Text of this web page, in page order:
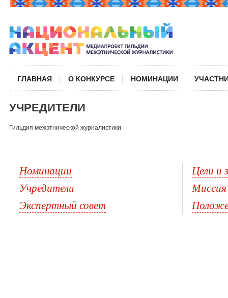
ГЛАВНАЯ О КОНКУРСЕ НОМИНАЦИИ
УЧРЕДИТЕЛИ
Гильдия межэтнической журналистики
Номинации
Учредители
Экспертный совет
Цели и
Миссия